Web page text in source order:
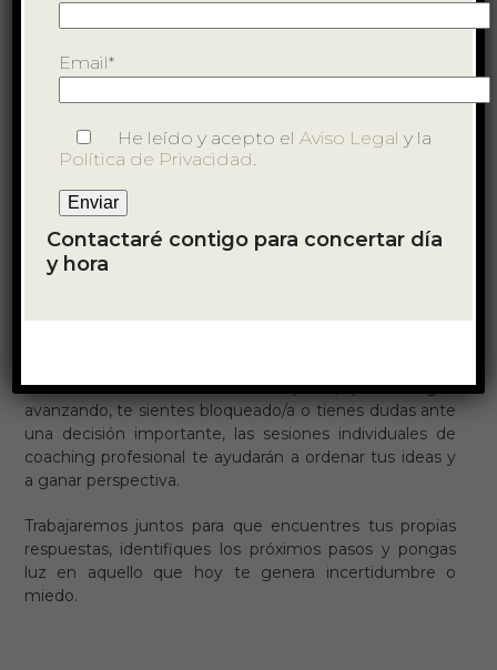
Coaching Profesional
Te acompaño a definir y alcanzar tus objetivos
Si estás en un momento de búsqueda, quieres seguir
avanzando, te sientes bloqueado/a o tienes dudas ante
una decisión importante, las sesiones individuales de
coaching profesional te ayudarán a ordenar tus ideas y
a ganar perspectiva.
Trabajaremos juntos para que encuentres tus propias
respuestas, identifiques los próximos pasos y pongas
luz en aquello que hoy te genera incertidumbre o
miedo.
Email*
He leído y acepto el Aviso Legal y la
Política de Privacidad
Contactaré contigo para concertar día
y hora